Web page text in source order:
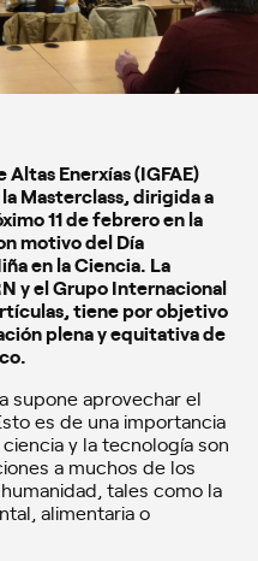
Enerxías (IGFAE)
Masterclass, dirigida a
11 de febrero en la
motivo del Día
en la Ciencia. La
y el Grupo Internacional
tiene por objetivo
plena y equitativa de
supone aprovechar el
es de una importancia
y la tecnología son
a muchos de los
tales como la
alimentaria o